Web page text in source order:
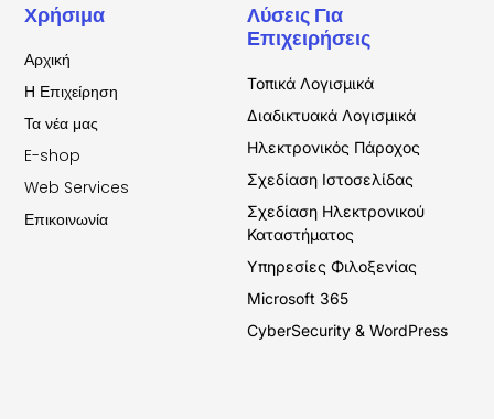
Λύσεις Για
Επιχειρήσεις
Τοπικά Λογισμικά
Διαδικτυακά Λογισμικά
Ηλεκτρονικός Πάροχος
Σχεδίαση Ιστοσελίδας
Σχεδίαση Ηλεκτρονικού
Καταστήματος
Υπηρεσίες Φιλοξενίας
Microsoft 365
CyberSecurity & WordPress
Χρήσιμα
Αρχική
Η Επιχείρηση
Τα νέα μας
E-shop
Web Services
Επικοινωνία